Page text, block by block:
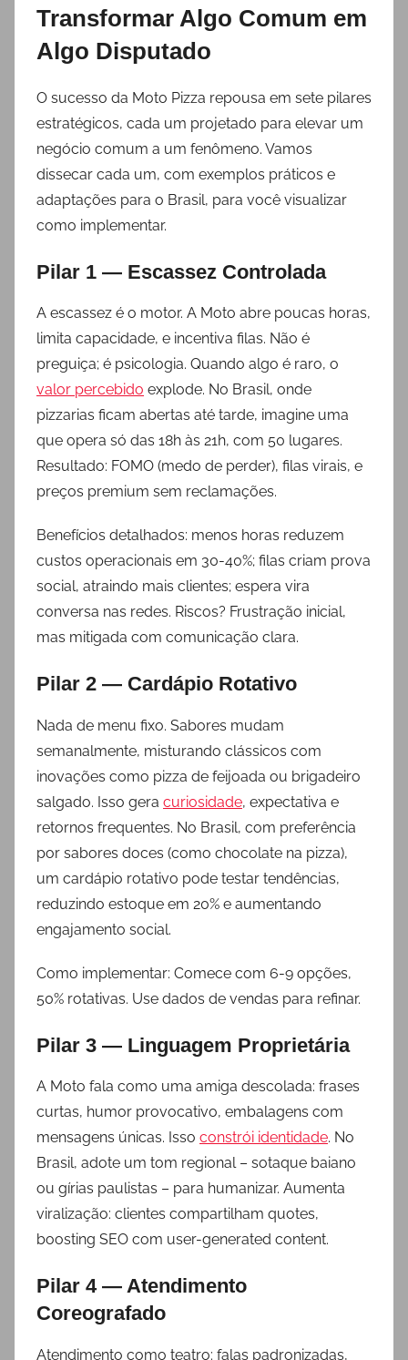
Transformar Algo Comum em
Algo Disputado
O sucesso da Moto Pizza repousa em sete pilares
estratégicos, cada um projetado para elevar um
negócio comum a um fenômeno. Vamos
dissecar cada um, com exemplos práticos e
adaptações para o Brasil, para você visualizar
como implementar.
Pilar 1 — Escassez Controlada
A escassez é o motor. A Moto abre poucas horas,
limita capacidade, e incentiva filas. Não é
preguiça; é psicologia. Quando algo é raro, o
valor percebido explode. No Brasil, onde
pizzarias ficam abertas até tarde, imagine uma
que opera só das 18h às 21h, com 50 lugares.
Resultado: FOMO (medo de perder), filas virais, e
preços premium sem reclamações.
Benefícios detalhados: menos horas reduzem
custos operacionais em 30-40%; filas criam prova
social, atraindo mais clientes; espera vira
conversa nas redes. Riscos? Frustração inicial,
mas mitigada com comunicação clara.
Pilar 2 — Cardápio Rotativo
Nada de menu fixo. Sabores mudam
semanalmente, misturando clássicos com
inovações como pizza de feijoada ou brigadeiro
salgado. Isso gera curiosidade, expectativa e
retornos frequentes. No Brasil, com preferência
por sabores doces (como chocolate na pizza),
um cardápio rotativo pode testar tendências,
reduzindo estoque em 20% e aumentando
engajamento social.
Como implementar: Comece com 6-9 opções,
50% rotativas. Use dados de vendas para refinar.
Pilar 3 — Linguagem Proprietária
A Moto fala como uma amiga descolada: frases
curtas, humor provocativo, embalagens com
mensagens únicas. Isso constrói identidade. No
Brasil, adote um tom regional – sotaque baiano
ou gírias paulistas – para humanizar. Aumenta
viralização: clientes compartilham quotes,
boosting SEO com user-generated content.
Pilar 4 — Atendimento
Coreografado
Atendimento como teatro: falas padronizadas,